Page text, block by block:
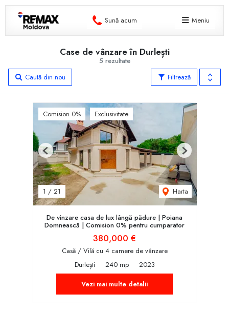
Sună acum Meniu
5 rezultate
Case de vânzare în Durlești
Filtrează
Caută din nou
Comision 0% Exclusivitate
1 / 21 Harta
Previous Next
De vinzare casa de lux lângă pădure | Poiana
Domnească | Comision 0% pentru cumparator
380,000 €
Casă / Vilă cu 4 camere de vânzare
Durlești
240 mp
2023
Vezi mai multe detalii